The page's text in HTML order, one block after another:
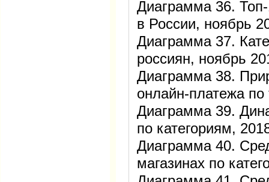
Диаграмма 36. Топ-
в России, ноябрь
Диаграмма 37.
россиян, ноябрь
Диаграмма 38.
онлайн-платежа
Диаграмма 39.
по категориям,
Диаграмма 40.
магазинах по